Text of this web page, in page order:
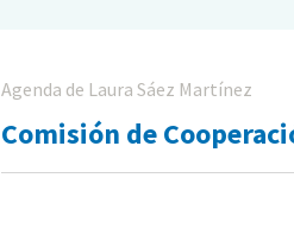
Agenda de Laura Sáez Martínez
Comisión de